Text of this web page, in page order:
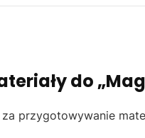
do
przygotowywanie